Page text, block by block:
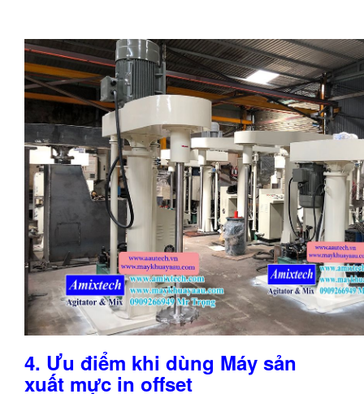
4. Ưu điểm khi dùng Máy sản
xuất mực in offset